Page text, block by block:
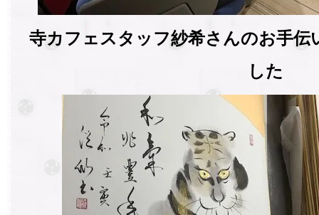
寺カフェスタッフ紗希さんのお手
した